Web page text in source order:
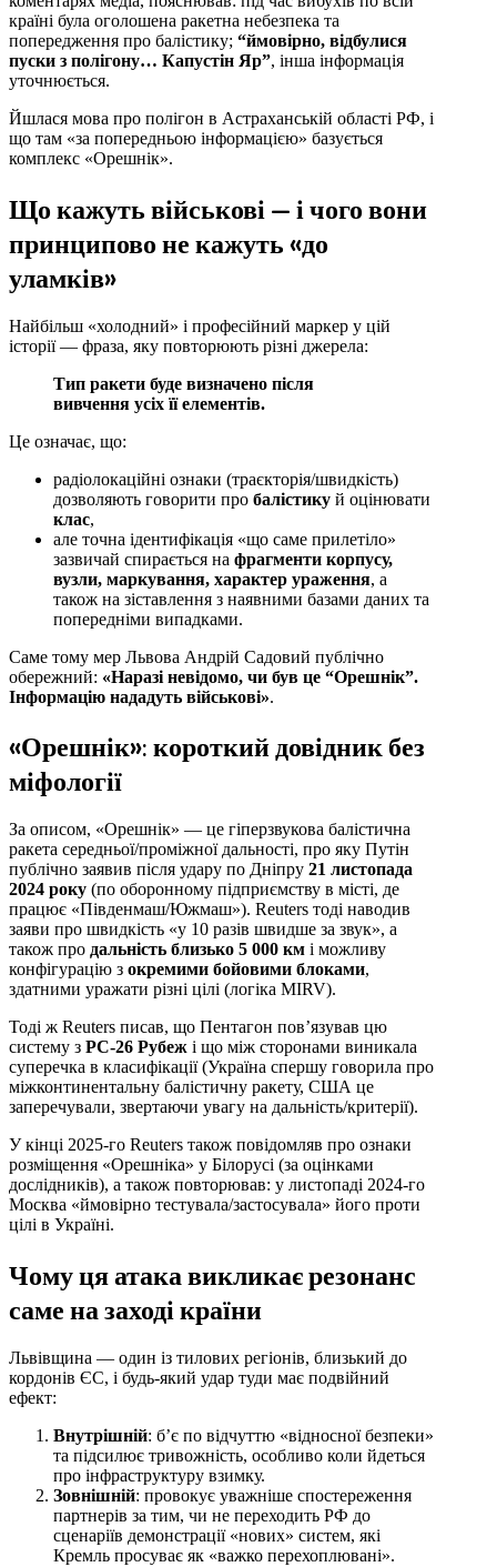
країні була оголошена ракетна небезпека та
попередження про балістику; “ймовірно, відбулися
пуски з полігону… Капустін Яр”, інша інформація
уточнюється.
Йшлася мова про полігон в Астраханській області РФ, і
що там «за попередньою інформацією» базується
комплекс «Орешнік».
Що кажуть військові — і чого вони
принципово не кажуть «до
уламків»
Найбільш «холодний» і професійний маркер у цій
історії — фраза, яку повторюють різні джерела:
Тип ракети буде визначено після
вивчення усіх її елементів.
Це означає, що:
радіолокаційні ознаки (траєкторія/швидкість)
дозволяють говорити про балістику й оцінювати
клас,
але точна ідентифікація «що саме прилетіло»
зазвичай спирається на фрагменти корпусу,
вузли, маркування, характер ураження, а
також на зіставлення з наявними базами даних та
попередніми випадками.
Саме тому мер Львова Андрій Садовий публічно
обережний: «Наразі невідомо, чи був це “Орешнік”.
Інформацію нададуть військові».
«Орешнік»: короткий довідник без
міфології
За описом, «Орешнік» — це гіперзвукова балістична
ракета середньої/проміжної дальності, про яку Путін
публічно заявив після удару по Дніпру 21 листопада
2024 року (по оборонному підприємству в місті, де
працює «Південмаш/Южмаш»). Reuters тоді наводив
заяви про швидкість «у 10 разів швидше за звук», а
також про дальність близько 5 000 км і можливу
конфігурацію з окремими бойовими блоками,
здатними уражати різні цілі (логіка MIRV).
Тоді ж Reuters писав, що Пентагон пов’язував цю
систему з РС-26 Рубеж і що між сторонами виникала
суперечка в класифікації (Україна спершу говорила про
міжконтинентальну балістичну ракету, США це
заперечували, звертаючи увагу на дальність/критерії).
У кінці 2025-го Reuters також повідомляв про ознаки
розміщення «Орешніка» у Білорусі (за оцінками
дослідників), а також повторював: у листопаді 2024-го
Москва «ймовірно тестувала/застосувала» його проти
цілі в Україні.
Чому ця атака викликає резонанс
саме на заході країни
Львівщина — один із тилових регіонів, близький до
кордонів ЄС, і будь-який удар туди має подвійний
ефект:
Внутрішній: б’є по відчуттю «відносної безпеки»
та підсилює тривожність, особливо коли йдеться
про інфраструктуру взимку.
Зовнішній: провокує уважніше спостереження
партнерів за тим, чи не переходить РФ до
сценаріїв демонстрації «нових» систем, які
Кремль просуває як «важко перехоплювані».